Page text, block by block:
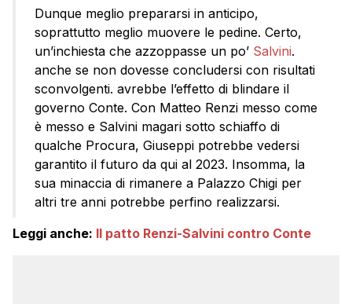
Dunque meglio prepararsi in anticipo,
soprattutto meglio muovere le pedine. Certo,
un’inchiesta che azzoppasse un po’ Salvini.
anche se non dovesse concludersi con risultati
sconvolgenti. avrebbe l’effetto di blindare il
governo Conte. Con Matteo Renzi messo come
è messo e Salvini magari sotto schiaffo di
qualche Procura, Giuseppi potrebbe vedersi
garantito il futuro da qui al 2023. Insomma, la
sua minaccia di rimanere a Palazzo Chigi per
altri tre anni potrebbe perfino realizzarsi.
Leggi anche: Il patto Renzi-Salvini contro Conte